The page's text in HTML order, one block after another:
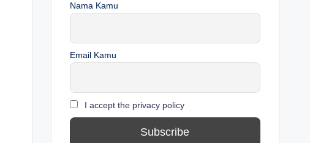
Nama Kamu
Email Kamu
I accept the privacy policy